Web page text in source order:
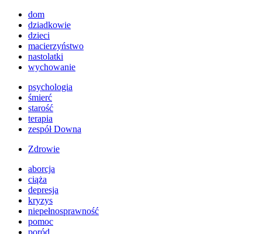
dom
dziadkowie
dzieci
macierzyństwo
nastolatki
wychowanie
psychologia
śmierć
starość
terapia
zespół Downa
Zdrowie
aborcja
ciąża
depresja
kryzys
niepełnosprawność
pomoc
poród